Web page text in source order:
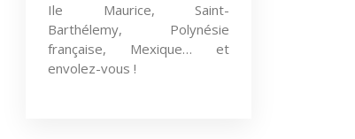
Ile Maurice, Saint-
Barthélemy, Polynésie
française, Mexique… et
envolez-vous !